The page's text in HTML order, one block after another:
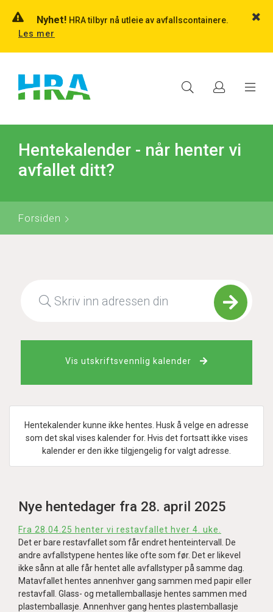
Nyhet! HRA tilbyr nå utleie av avfallscontainere.
Les mer
Hentekalender - når henter vi
avfallet ditt?
Forsiden
Vis utskriftsvennlig kalender
Hentekalender kunne ikke hentes. Husk å velge en adresse
som det skal vises kalender for. Hvis det fortsatt ikke vises
kalender er den ikke tilgjengelig for valgt adresse.
Nye hentedager fra 28. april 2025
Fra 28.04.25 henter vi restavfallet hver 4. uke.
Det er bare restavfallet som får endret henteintervall. De
andre avfallstypene hentes like ofte som før. Det er likevel
ikke sånn at alle får hentet alle avfallstyper på samme dag.
Matavfallet hentes annenhver gang sammen med papir eller
restavfall. Glass- og metallemballasje hentes sammen med
plastemballasje. Annenhver gang hentes plastemballasje